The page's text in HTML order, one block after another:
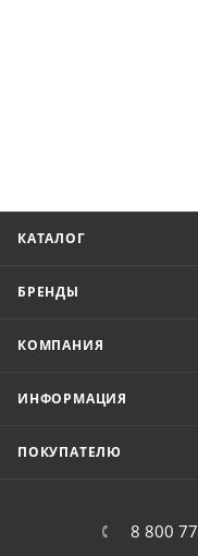
КАТАЛОГ
БРЕНДЫ
КОМПАНИЯ
ИНФОРМАЦИЯ
ПОКУПАТЕЛЮ
8 800